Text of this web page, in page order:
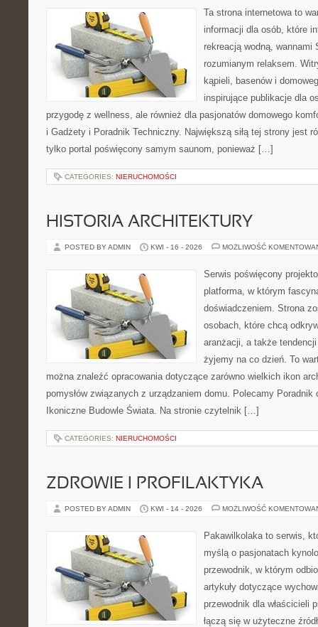
Ta strona internetowa to
informacji dla osób, które
rekreacją wodną, wannami
rozumianym relaksem.
kąpieli, basenów i
inspirujące publikacje dla
przygodę z wellness, ale również dla pasjonatów domowego
i Gadżety i Poradnik Techniczny. Największą siłą tej strony jest
tylko portal poświęcony samym saunom, ponieważ […]
CATEGORIES: NIERUCHOMOŚCI
HISTORIA ARCHITEKTURY
POSTED BY ADMIN KWI - 16 - 2026 MOŻLIWOŚĆ
Serwis poświęcony
platforma, w którym
doświadczeniem. Strona
osobach, które chcą
aranżacji, a także
żyjemy na co dzień. To
można znaleźć opracowania dotyczące zarówno wielkich ikon
pomysłów związanych z urządzaniem domu. Polecamy Poradnik
Ikoniczne Budowle Świata. Na stronie czytelnik […]
CATEGORIES: NIERUCHOMOŚCI
ZDROWIE I PROFILAKTYKA
POSTED BY ADMIN KWI - 14 - 2026 MOŻLIWOŚĆ
Pakawilkolaka to serwis,
myślą o pasjonatach
przewodnik, w którym
artykuły dotyczące
przewodnik dla właścicieli
łączą się w użyteczne